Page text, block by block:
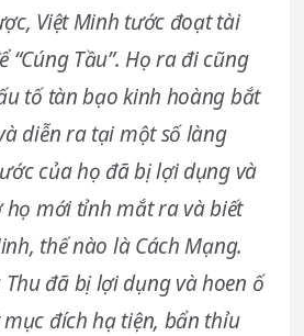
Việt Minh tước đoạt tài
“Cúng Tầu”. Họ ra đi cũng
tố tàn bạo kinh hoàng bắt
diễn ra tại một số làng
của họ đã bị lợi dụng và
họ mới tỉnh mắt ra và biết
thế nào là Cách Mạng.
đã bị lợi dụng và hoen ố
đích hạ tiện, bẩn thỉu